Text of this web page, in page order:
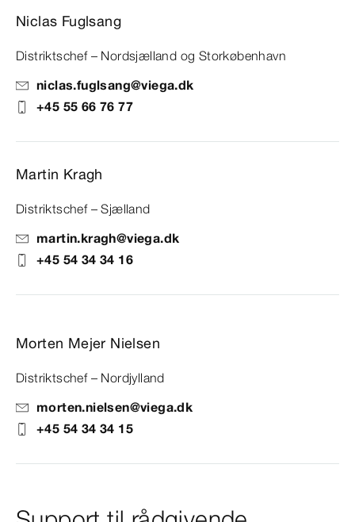
Niclas Fuglsang
Distriktschef – Nordsjælland og Storkøbenhavn
niclas.fuglsang@viega.dk
+45 55 66 76 77
Martin Kragh
Distriktschef – Sjælland
martin.kragh@viega.dk
+45 54 34 34 16
Morten Mejer Nielsen
Distriktschef – Nordjylland
morten.nielsen@viega.dk
+45 54 34 34 15